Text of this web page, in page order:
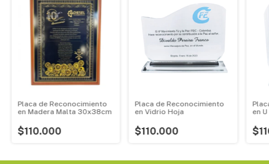
Placa de Reconocimiento
en Madera Malta 30x38cm
$110.000
Placa de Reconocimiento
en Vidrio Hoja
$110.000
en